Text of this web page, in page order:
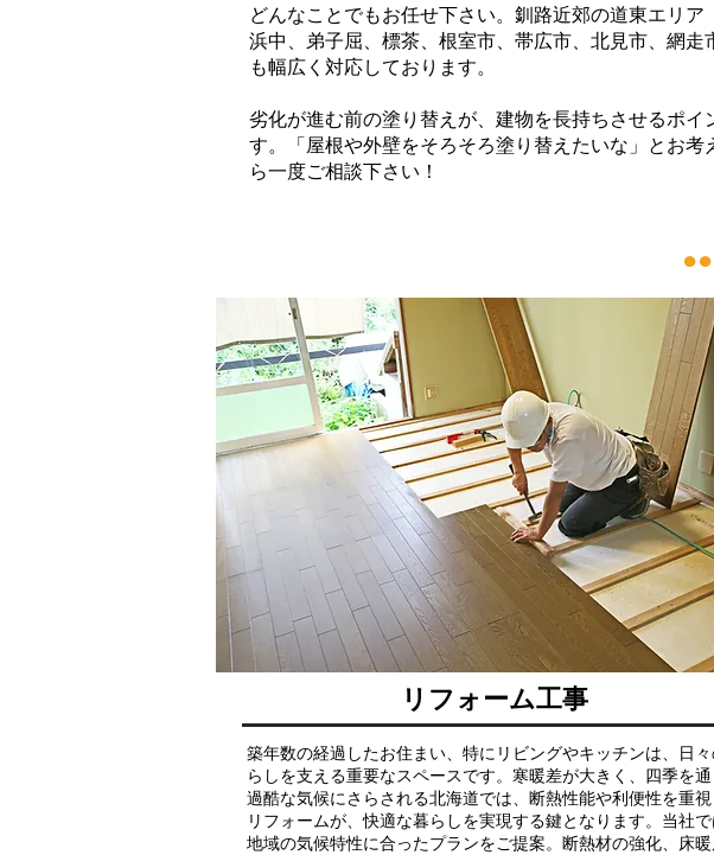
どんなことでもお任せ下さい。釧路近郊の道東エリア
浜中、弟子屈、標茶、根室市、帯広市、北見市、網走
も幅広く対応しております。
劣化が進む前の塗り替えが、建物を長持ちさせるポイ
す。「屋根や外壁をそろそろ塗り替えたいな」とお考
ら一度ご相談下さい！
リフォーム工事
築年数の経過したお住まい、特にリビングやキッチンは、日々
らしを支える重要なスペースです。寒暖差が大きく、四季を
過酷な気候にさらされる北海道では、断熱性能や利便性を重視
リフォームが、快適な暮らしを実現する鍵となります。当社で
地域の気候特性に合ったプランをご提案。断熱材の強化、床